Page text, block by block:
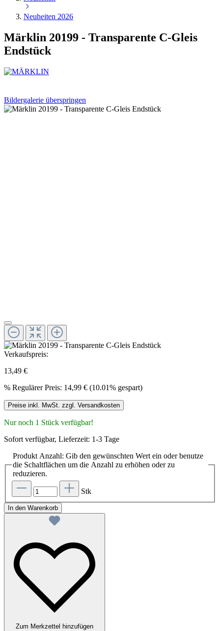
Neuheiten 2026
Märklin 20199 - Transparente C-Gleis
Endstück
Bildergalerie überspringen
Verkaufspreis:
13,49 €
% Regulärer Preis: 14,99 € (10.01% gespart)
Preise inkl. MwSt. zzgl. Versandkosten
Nur noch 1 Stück verfügbar!
Sofort verfügbar, Lieferzeit: 1-3 Tage
Produkt Anzahl: Gib den gewünschten Wert ein oder benutze
die Schaltflächen um die Anzahl zu erhöhen oder zu
reduzieren.
Stk
In den Warenkorb
Zum Merkzettel hinzufügen